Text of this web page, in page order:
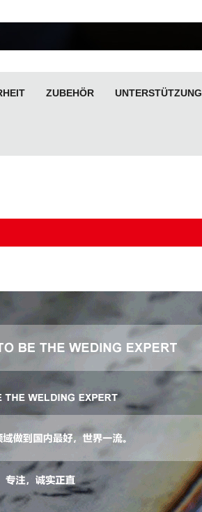
ZUBEHÖR UNTERSTÜTZUNG